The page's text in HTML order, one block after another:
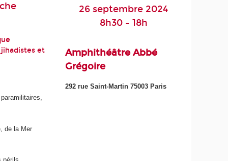
jihadistes et
de la Mer
26 septembre 2024
8h30 - 18h
Amphithéâtre Abbé
Grégoire
292 rue Saint-Martin 75003 Paris